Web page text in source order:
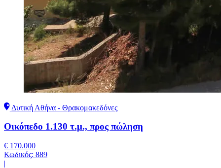
Δυτική Αθήνα - Θρακομακεδόνες
Οικόπεδο 1.130 τ.μ., προς πώληση
€ 170.000
Κωδικός: 889
|